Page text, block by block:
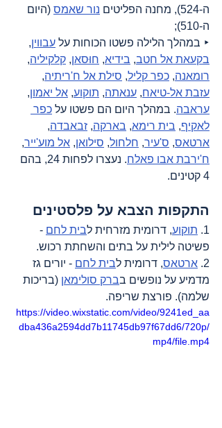
ה-524), מחנה הפליטים
נור שאמס (היום
ה-510);
‣ במהלך הלילה פשטו הכוחות על עבווין,
בקעאת אל חטב, בידיא, חוּסאן, קלקיליה,
רומאנה, כפר קליל, סילת אל ח'ריתיה,
עזבת אל-טיאח, ענאתה, תוקוע, אל יאמון,
עראבה. במהלך היום הם פשטו על כפר
לאקיף, בית רימא, בארקה, זבאבדה,
ארטאס, ס'עיר, חלחול, סילואן, אל מוע'ייר,
ח'ירבת אבו פאלח
. נעצרו לפחות 24, בהם
4 קטינים.
התקפות הצבא על פלסטינים
1. תוקוע, דרומית מזרחית לבית לחם -
פשיטה לילית על בתים והשחתת רכוש.
2. ארטאס, דרומית לבית לחם - יורים גז
מדמיע על נופשים בברק סולימאן (בריכות
שלמה). פורצת שריפה.
https://video.wixstatic.com/video/9241ed_aa
dba436a2594dd7b11745db97f67dd6/720p/
mp4/file.mp4